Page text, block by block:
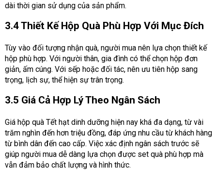
dài thời gian sử dụng của sản phẩm.
3.4 Thiết Kế Hộp Quà Phù Hợp Với Mục Đích
Tùy vào đối tượng nhận quà, người mua nên lựa chọn thiết kế
hộp phù hợp. Với người thân, gia đình có thể chọn hộp đơn
giản, ấm cúng. Với sếp hoặc đối tác, nên ưu tiên hộp sang
trọng, lịch sự, thể hiện sự trân trọng.
3.5 Giá Cả Hợp Lý Theo Ngân Sách
Giá hộp quà Tết hạt dinh dưỡng hiện nay khá đa dạng, từ vài
trăm nghìn đến hơn triệu đồng, đáp ứng nhu cầu từ khách hàng
từ bình dân đến cao cấp. Việc xác định ngân sách trước sẽ
giúp người mua dễ dàng lựa chọn được set quà phù hợp mà
vẫn đảm bảo chất lượng và hình thức.